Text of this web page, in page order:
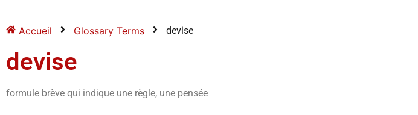
Accueil Glossary Terms devise
devise
formule brève qui indique une règle, une pensée